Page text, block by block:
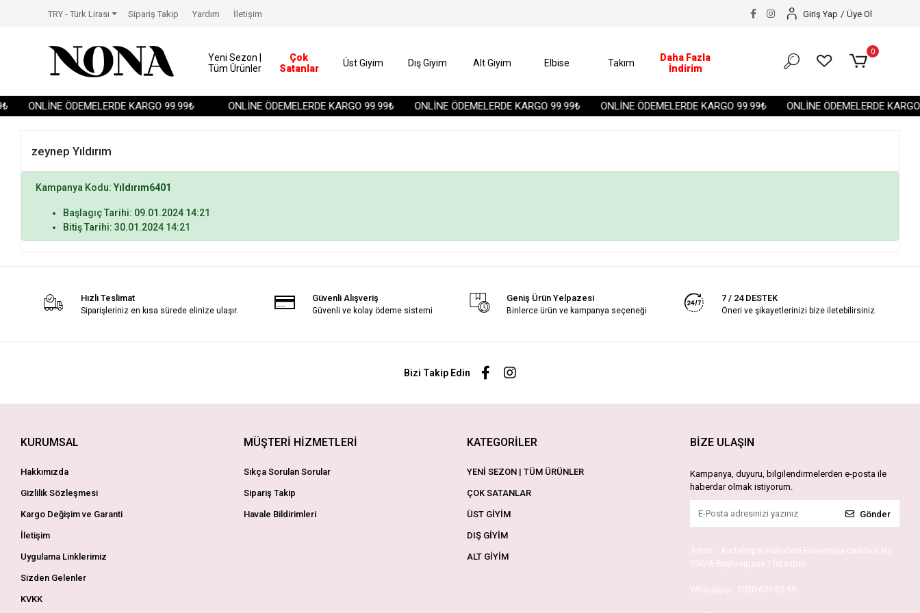
ONLİNE ÖDEMELERDE KARGO 99.99₺ ONLİNE ÖDEMELERDE KARGO 99.99₺ ONLİNE ÖDEMELERDE KARGO 99.99₺ ONLİNE ÖDEMELERDE KARGO 99.99₺ ONLİNE ÖDEMELERDE
TRY - Türk Lirası Sipariş Takip Yardım İletişim Giriş Yap / Üye Ol
Yeni Sezon |
Tüm Ürünler
Çok
Satanlar
Üst Giyim Dış Giyim Alt Giyim Elbise Takım
Daha Fazla
İndirim
0
zeynep Yıldırım
Kampanya Kodu:Yıldırım6401
Başlagıç Tarihi: 09.01.2024 14:21
Bitiş Tarihi: 30.01.2024 14:21
Hızlı Teslimat
Siparişleriniz en kısa sürede elinize ulaşır.
Güvenli Alışveriş
Güvenli ve kolay ödeme sistemi
Geniş Ürün Yelpazesi
Binlerce ürün ve kampanya seçeneği
7 / 24 DESTEK
Öneri ve şikayetlerinizi bize iletebilirsiniz.
Bizi Takip Edin
KURUMSAL
Hakkımızda
Gizlilik Sözleşmesi
Kargo Değişim ve Garanti
İletişim
Uygulama Linklerimiz
Sizden Gelenler
KVKK
MÜŞTERİ HİZMETLERİ
Sıkça Sorulan Sorular
Sipariş Takip
Havale Bildirimleri
KATEGORİLER
YENİ SEZON | TÜM ÜRÜNLER
ÇOK SATANLAR
ÜST GİYİM
DIŞ GİYİM
ALT GİYİM
BİZE ULAŞIN
Kampanya, duyuru, bilgilendirmelerden e-posta ile
haberdar olmak istiyorum.
Gönder
Adres : Kartaltepe mahallesi Enverpaşa caddesi No
130/A Bayrampaşa / İstanbul
Whatsapp : 0530 671 65 99